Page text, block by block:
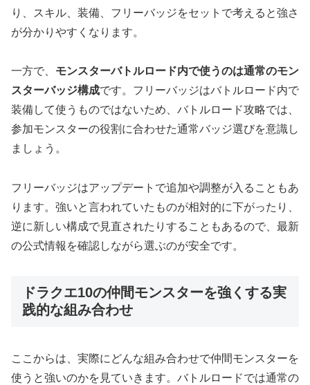
り、スキル、装備、フリーバッジをセットで考えると強さ
が分かりやすくなります。
一方で、 モンスターバトルロード内で使うのは通常のモン
スターバッジ構成です。フリーバッジはバトルロード内で
装備して使うものではないため、バトルロード攻略では、
参加モンスターの役割に合わせた通常バッジ選びを意識し
ましょう。
フリーバッジはアップデートで追加や調整が入ることもあ
ります。強いと言われていたものが相対的に下がったり、
逆に新しい構成で見直されたりすることもあるので、最新
の公式情報を確認しながら選ぶのが安全です。
ドラクエ10の仲間モンスターを強くする実
践的な組み合わせ
ここからは、実際にどんな組み合わせで仲間モンスターを
使うと強いのかを見ていきます。バトルロードでは通常の